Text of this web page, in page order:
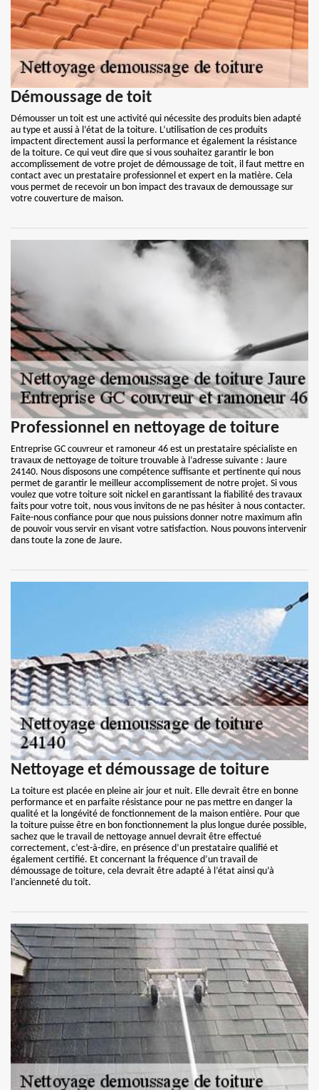
Démoussage de toit
Démousser un toit est une activité qui nécessite des produits bien adapté
au type et aussi à l’état de la toiture. L’utilisation de ces produits
impactent directement aussi la performance et également la résistance
de la toiture. Ce qui veut dire que si vous souhaitez garantir le bon
accomplissement de votre projet de démoussage de toit, il faut mettre en
contact avec un prestataire professionnel et expert en la matière. Cela
vous permet de recevoir un bon impact des travaux de demoussage sur
votre couverture de maison.
Professionnel en nettoyage de toiture
Entreprise GC couvreur et ramoneur 46 est un prestataire spécialiste en
travaux de nettoyage de toiture trouvable à l’adresse suivante : Jaure
24140. Nous disposons une compétence suffisante et pertinente qui nous
permet de garantir le meilleur accomplissement de notre projet. Si vous
voulez que votre toiture soit nickel en garantissant la fiabilité des travaux
faits pour votre toit, nous vous invitons de ne pas hésiter à nous contacter.
Faite-nous confiance pour que nous puissions donner notre maximum afin
de pouvoir vous servir en visant votre satisfaction. Nous pouvons intervenir
dans toute la zone de Jaure.
Nettoyage et démoussage de toiture
La toiture est placée en pleine air jour et nuit. Elle devrait être en bonne
performance et en parfaite résistance pour ne pas mettre en danger la
qualité et la longévité de fonctionnement de la maison entière. Pour que
la toiture puisse être en bon fonctionnement la plus longue durée possible,
sachez que le travail de nettoyage annuel devrait être effectué
correctement, c’est-à-dire, en présence d’un prestataire qualifié et
également certifié. Et concernant la fréquence d’un travail de
démoussage de toiture, cela devrait être adapté à l’état ainsi qu’à
l’ancienneté du toit.